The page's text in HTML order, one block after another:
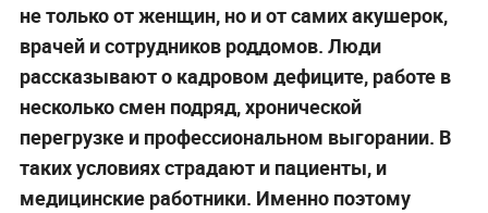
не только от женщин, но и от самих акушерок,
врачей и сотрудников роддомов. Люди
рассказывают о кадровом дефиците, работе в
несколько смен подряд, хронической
перегрузке и профессиональном выгорании. В
таких условиях страдают и пациенты, и
медицинские работники. Именно поэтому